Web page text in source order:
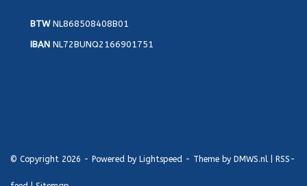
BTWNL868508408B01
IBAN NL72BUNQ2166901751
© Copyright 2026 - Powered by Lightspeed - Theme by DMWS.nl RSS-